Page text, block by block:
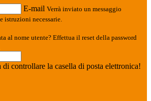
E-mail Verrà inviato un messaggio
istruzioni necessarie.
al nome utente? Effettua il reset della password
controllare la casella di posta elettronica!